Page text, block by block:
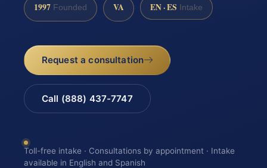
1997 Founded VA EN · ES Intake
Request a consultation
Call (888) 437-7747
Toll-free intake · Consultations by appointment · Intake
available in English and Spanish